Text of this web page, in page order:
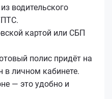
водительского
картой или СБП
полис придёт на
в личном кабинете.
— это удобно и